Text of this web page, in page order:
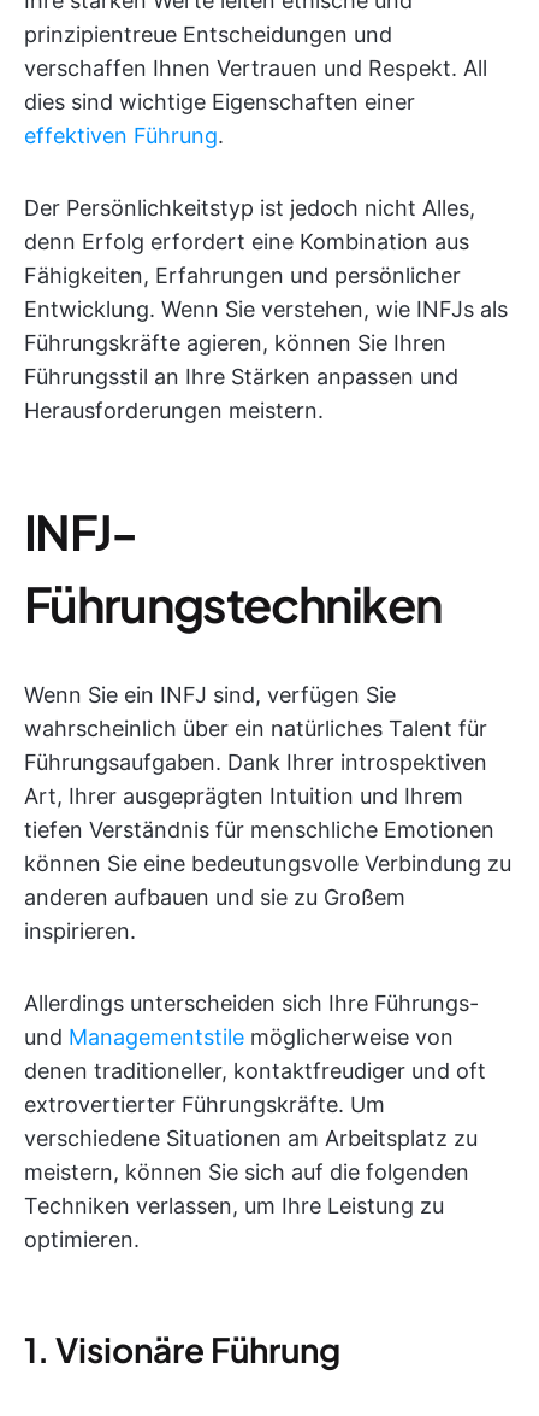
prinzipientreue Entscheidungen und
verschaffen Ihnen Vertrauen und Respekt. All
dies sind wichtige Eigenschaften einer
effektiven Führung.
Der Persönlichkeitstyp ist jedoch nicht Alles,
denn Erfolg erfordert eine Kombination aus
Fähigkeiten, Erfahrungen und persönlicher
Entwicklung. Wenn Sie verstehen, wie INFJs als
Führungskräfte agieren, können Sie Ihren
Führungsstil an Ihre Stärken anpassen und
Herausforderungen meistern.
INFJ-
Führungstechniken
Wenn Sie ein INFJ sind, verfügen Sie
wahrscheinlich über ein natürliches Talent für
Führungsaufgaben. Dank Ihrer introspektiven
Art, Ihrer ausgeprägten Intuition und Ihrem
tiefen Verständnis für menschliche Emotionen
können Sie eine bedeutungsvolle Verbindung zu
anderen aufbauen und sie zu Großem
inspirieren.
Allerdings unterscheiden sich Ihre Führungs-
und Managementstile möglicherweise von
denen traditioneller, kontaktfreudiger und oft
extrovertierter Führungskräfte. Um
verschiedene Situationen am Arbeitsplatz zu
meistern, können Sie sich auf die folgenden
Techniken verlassen, um Ihre Leistung zu
optimieren.
1. Visionäre Führung